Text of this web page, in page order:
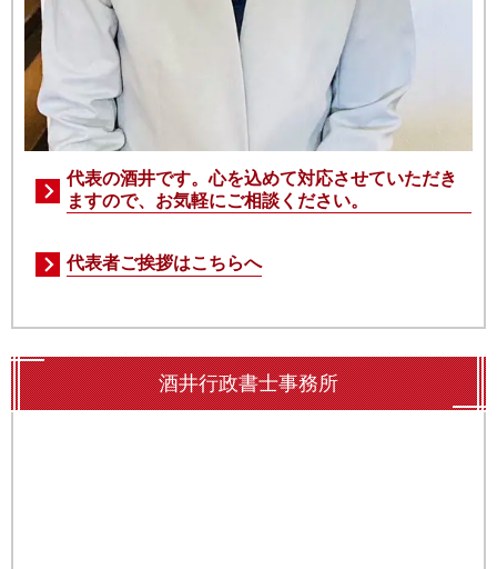
代表の酒井です。心を込めて対応させていただき
ますので、お気軽にご相談ください。
代表者ご挨拶はこちらへ
酒井行政書士事務所